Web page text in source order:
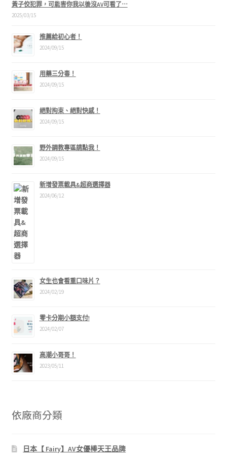
黃子佼犯罪，可能害你我以後沒AV可看了⋯
2025/03/15
推薦給初心者！
2024/09/15
用藥三分毒！
2024/09/15
絕對拘束、絕對快感！
2024/09/15
野外調教專區請點我！
2024/09/15
新增發票載具&超商選擇器
2024/06/12
女生也會看重口味片？
2024/02/19
零卡分期小額支付!
2024/02/07
高潮小哥哥！
2023/05/11
依廠商分類
日本【 Fairy】AV女優棒天王品牌